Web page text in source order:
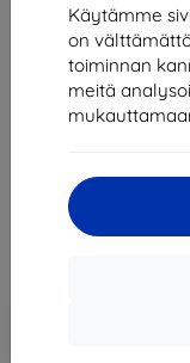
Käytämme
on
toiminnan
meitä
Suojakalvo CP
CLEAR
23,89 €
21,50 €
Alennus